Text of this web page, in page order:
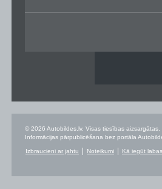
© 2026 Autobildes.lv. Visas tiesības aizsargātas.
Informācijas pārpublicēšana bez portāla
Izbraucieni ar jahtu Noteikumi Kā iegūt